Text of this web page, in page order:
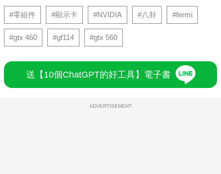
#零組件 #顯示卡 #NVIDIA #八卦 #fermi
#gtx 460 #gf114 #gtx 560
送【10個ChatGPT的好工具】電子書
ADVERTISEMENT